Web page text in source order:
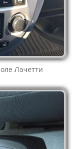
Лачетти